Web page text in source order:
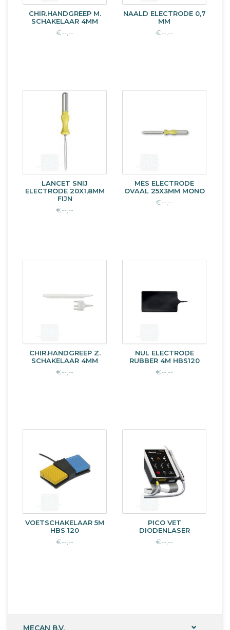
CHIR.HANDGREEP M.
SCHAKELAAR 4MM
€--,--
NAALD ELECTRODE 0,7
MM
€--,--
LANCET SNIJ
ELECTRODE 20X1,8MM
FIJN
€--,--
MES ELECTRODE
OVAAL 25X3MM MONO
€--,--
CHIR.HANDGREEP Z.
SCHAKELAAR 4MM
€--,--
NUL ELECTRODE
RUBBER 4M HBS120
€--,--
VOETSCHAKELAAR 5M
HBS 120
€--,--
PICO VET
DIODENLASER
€--,--
MECAN B.V.